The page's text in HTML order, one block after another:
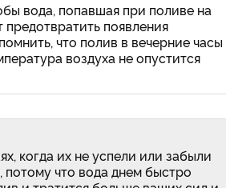
вода, попавшая при поливе на
появления
что полив в вечерние часы
воздуха не опустится
когда их не успели или забыли
потому что вода днем быстро